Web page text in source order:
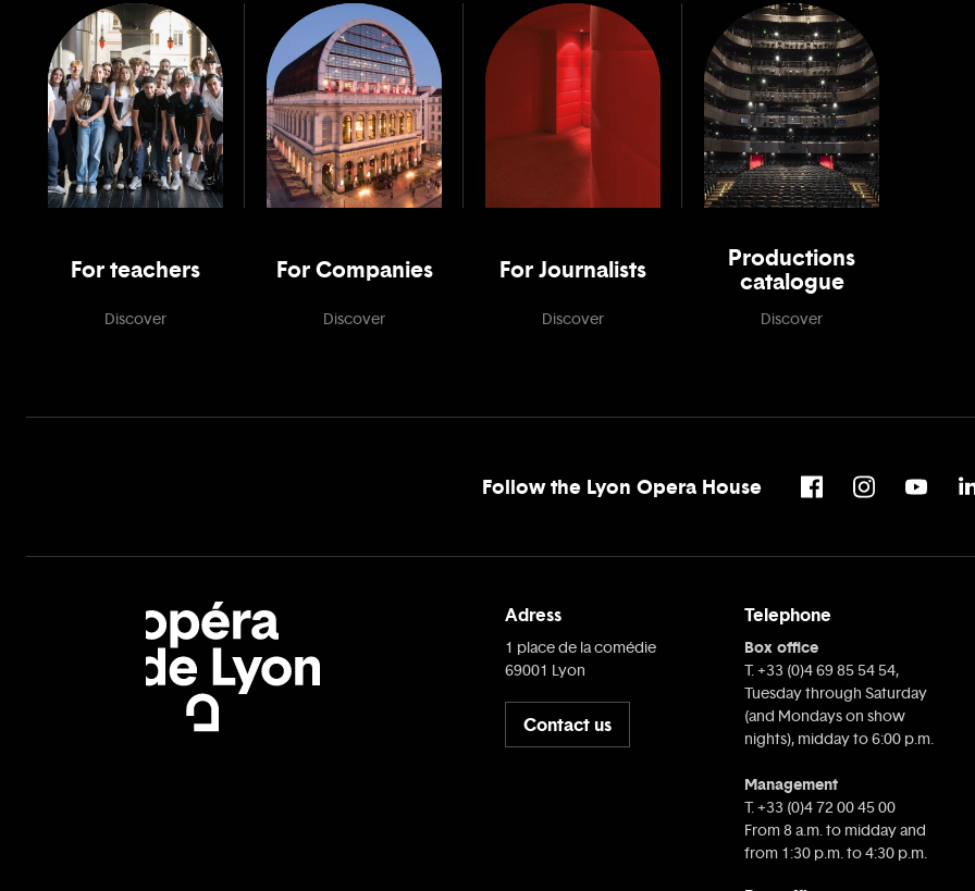
For teachers
Discover
For Companies
Discover
For Journalists
Discover
Productions
catalogue
Discover
Follow the Lyon Opera House
Adress
1 place de la comédie
69001 Lyon
Contact us
Telephone
Box office
T. +33 (0)4 69 85 54 54,
Tuesday through Saturday
(and Mondays on show
nights), midday to 6:00 p.m.
Management
T. +33 (0)4 72 00 45 00
From 8 a.m. to midday and
from 1:30 p.m. to 4:30 p.m.